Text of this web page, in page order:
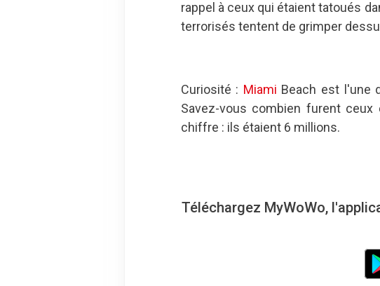
rappel à ceux qui étaient tatoués
terrorisés tentent de grimper
Curiosité : Miami Beach est l'une
Savez-vous combien furent
chiffre : ils étaient 6 millions.
Téléchargez MyWoWo,